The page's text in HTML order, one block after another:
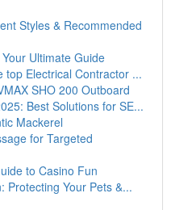
Styles & Recommended
Ultimate Guide
top Electrical Contractor ...
SHO 200 Outboard
Best Solutions for SE...
Mackerel
for Targeted
to Casino Fun
Protecting Your Pets &...